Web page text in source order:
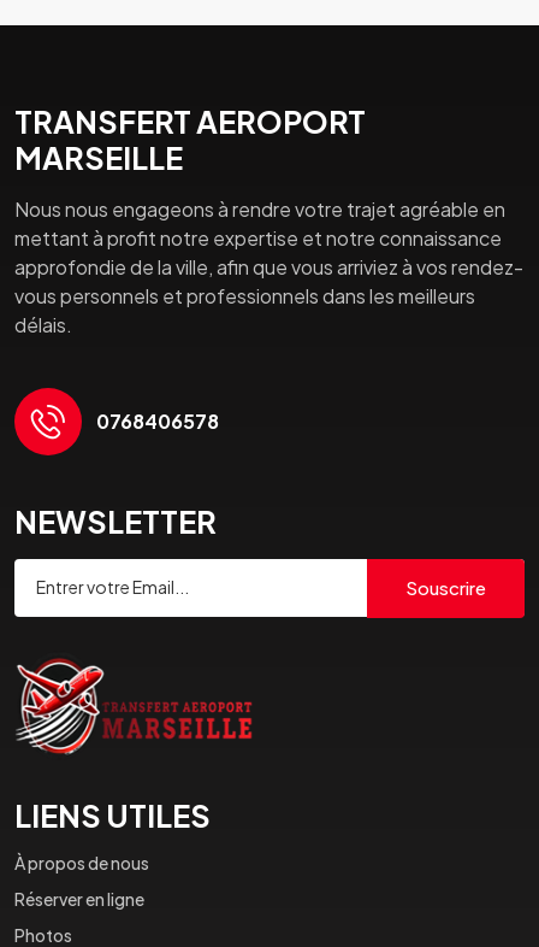
TRANSFERT AEROPORT
MARSEILLE
Nous nous engageons à rendre votre trajet agréable en
mettant à profit notre expertise et notre connaissance
approfondie de la ville, afin que vous arriviez à vos rendez-
vous personnels et professionnels dans les meilleurs
délais.
0768406578
NEWSLETTER
Souscrire
LIENS UTILES
À propos de nous
Réserver en ligne
Photos